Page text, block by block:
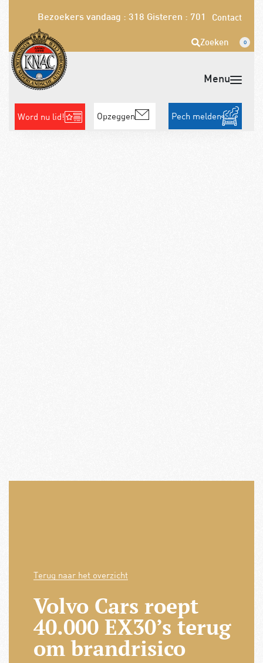
Bezoekers vandaag : 318 Gisteren : 701 Contact
Zoeken 0
Word nu lid! Opzeggen Pech melden
Terug naar het overzicht
Volvo Cars roept
40.000 EX30’s terug
om brandrisico